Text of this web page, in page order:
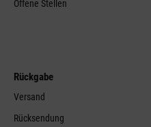
Offene Stellen
Rückgabe
Versand
Rücksendung